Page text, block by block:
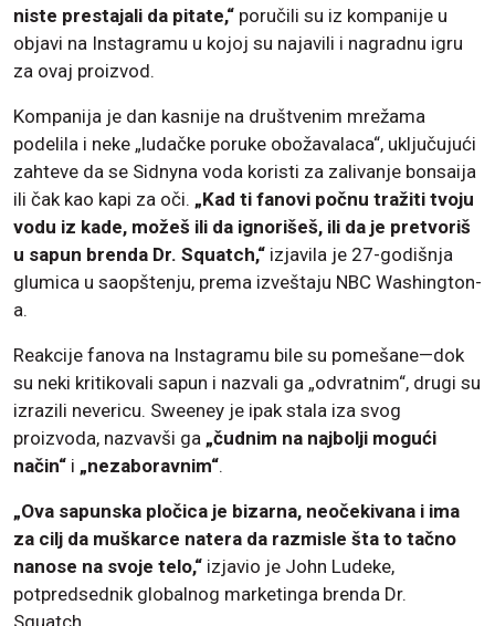
niste prestajali da pitate,“ poručili su iz kompanije u
objavi na Instagramu u kojoj su najavili i nagradnu igru
za ovaj proizvod.
Kompanija je dan kasnije na društvenim mrežama
podelila i neke „ludačke poruke obožavalaca“, uključujući
zahteve da se Sidnyna voda koristi za zalivanje bonsaija
ili čak kao kapi za oči. „Kad ti fanovi počnu tražiti tvoju
vodu iz kade, možeš ili da ignorišeš, ili da je pretvoriš
u sapun brenda Dr. Squatch,“ izjavila je 27-godišnja
glumica u saopštenju, prema izveštaju NBC Washington-
a.
Reakcije fanova na Instagramu bile su pomešane—dok
su neki kritikovali sapun i nazvali ga „odvratnim“, drugi su
izrazili nevericu. Sweeney je ipak stala iza svog
proizvoda, nazvavši ga „čudnim na najbolji mogući
način“ i „nezaboravnim“.
„Ova sapunska pločica je bizarna, neočekivana i ima
za cilj da muškarce natera da razmisle šta to tačno
nanose na svoje telo,“ izjavio je John Ludeke,
potpredsednik globalnog marketinga brenda Dr.
Squatch.